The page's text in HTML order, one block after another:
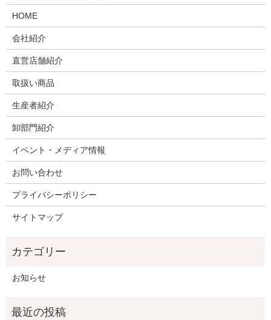
HOME
会社紹介
直営店舗紹介
取扱い商品
生産者紹介
卸部門紹介
イベント・メディア情報
お問い合わせ
プライバシーポリシー
サイトマップ
お知らせ